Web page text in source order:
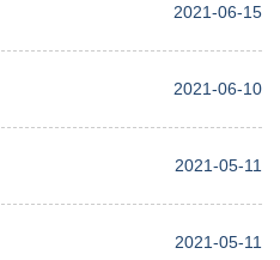
2021-06-15
2021-06-10
2021-05-11
2021-05-11